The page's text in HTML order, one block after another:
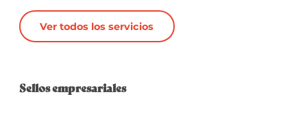
Ver todos los servicios
Oferta de
Sellos empresariales
Sellos empresariales